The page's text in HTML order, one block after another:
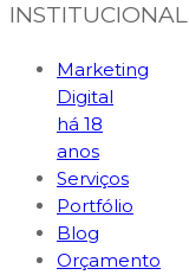
INSTITUCIONAL
Marketing
Digital
há 18
anos
Serviços
Portfólio
Blog
Orçamento